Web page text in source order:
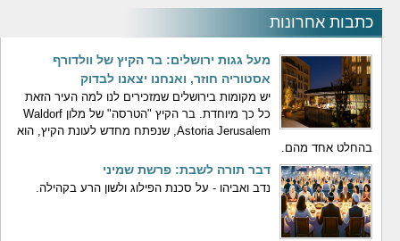
כתבות אחרונות
מעל גגות ירושלים: בר הקיץ של וולדורף
אסטוריה חוזר, ואנחנו יצאנו לבדוק
יש מקומות בירושלים שמזכירים לנו למה העיר הזאת
כל כך מיוחדת. בר הקיץ "הטרסה" של מלון Waldorf
Astoria Jerusalem, שנפתח מחדש לעונת הקיץ, הוא
בהחלט אחד מהם.
דבר תורה לשבת: פרשת שמיני
נדב ואביהו - על סכנת הפילוג ולשון הרע בקהילה.